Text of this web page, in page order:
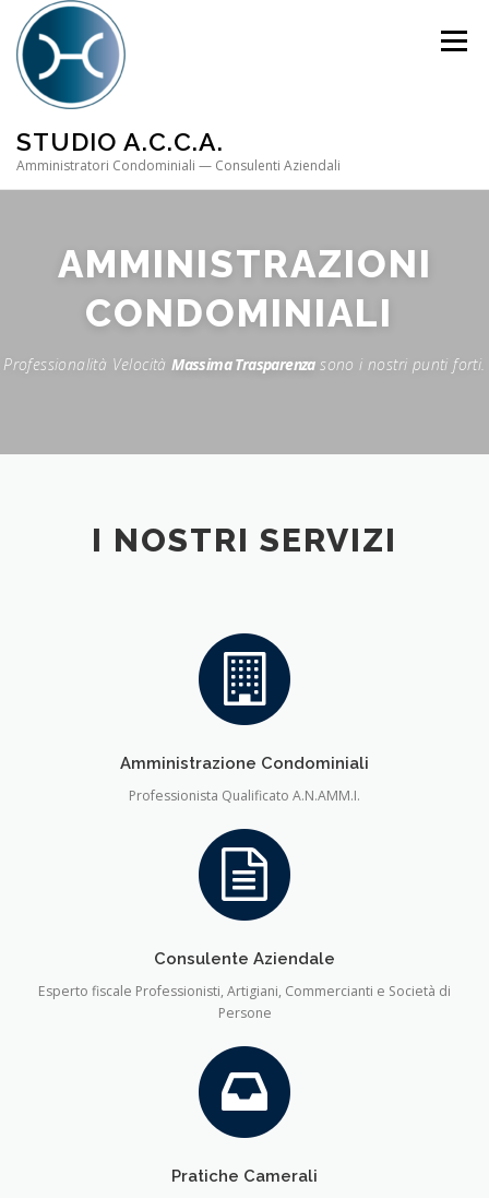
Passa al contenuto
STUDIO A.C.C.A.
Amministratori Condominiali — Consulenti Aziendali
Menù
AMMINISTRAZIONI
CONDOMINIALI
Professionalità VelocitàMassima Trasparenzasono i nostri punti forti.
I NOSTRI SERVIZI
Amministrazione Condominiali
Professionista Qualificato A.N.AMM.I.
Consulente Aziendale
Esperto fiscale Professionisti, Artigiani, Commercianti e Società di
Persone
Pratiche Camerali